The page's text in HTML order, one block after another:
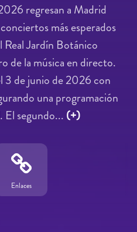
regresan a Madrid
más esperados
Jardín Botánico
de la música en directo.
3 de junio de 2026 con
una programación
El segundo... (+)
Enlaces